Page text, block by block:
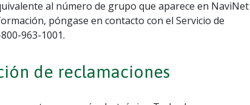
al número de grupo que aparece en NaviNet
póngase en contacto con el Servicio de
963-1001.
de reclamaciones